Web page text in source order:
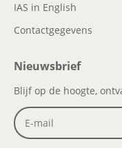
IAS in English
Contactgegevens
Nieuwsbrief
Blijf op de hoogte,